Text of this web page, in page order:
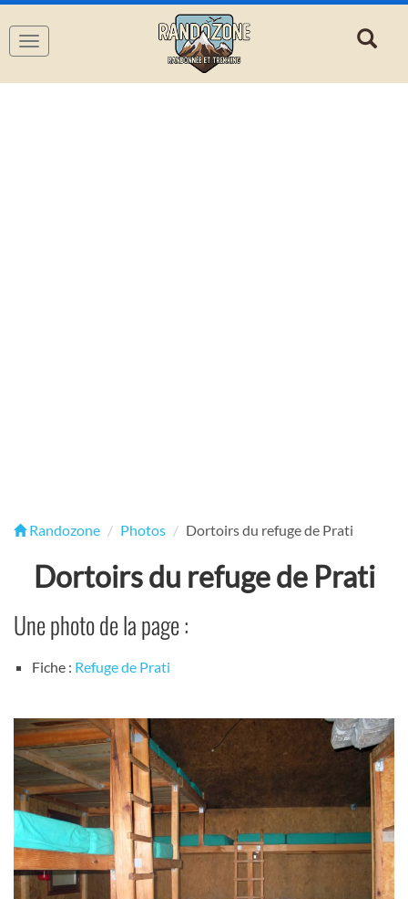
Navigation
Randozone Photos Dortoirs du refuge de Prati
Dortoirs du refuge de Prati
Une photo de la page :
Fiche : Refuge de Prati